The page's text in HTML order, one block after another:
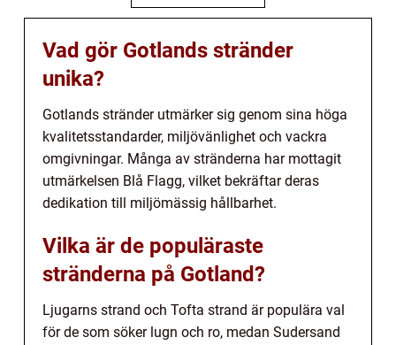
Vad gör Gotlands stränder
unika?
Gotlands stränder utmärker sig genom sina höga
kvalitetsstandarder, miljövänlighet och vackra
omgivningar. Många av stränderna har mottagit
utmärkelsen Blå Flagg, vilket bekräftar deras
dedikation till miljömässig hållbarhet.
Vilka är de populäraste
stränderna på Gotland?
Ljugarns strand och Tofta strand är populära val
för de som söker lugn och ro, medan Sudersand